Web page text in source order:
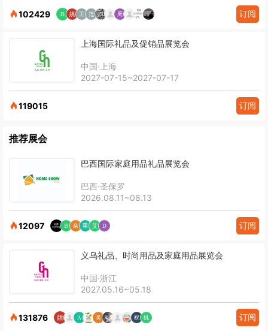
102429 订阅
上海国际礼品及促销品展览会
中国·上海
2027-07-15~2027-07-17
119015 订阅
推荐展会
巴西国际家庭用品礼品展览会
巴西·圣保罗
2026.08.11~08.13
12097 订阅
义乌礼品、时尚用品及家庭用品展览会
中国·浙江
2027.05.16~05.18
131876 订阅